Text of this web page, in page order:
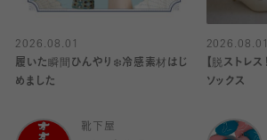
2026.08.01
履いた瞬間ひんやり❄️冷感素材はじ
めました
靴下屋
2026.08.01
【脱ストレ
ソックス